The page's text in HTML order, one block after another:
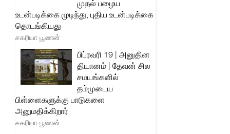
முதல் பழைய
உடன்படிக்கை முடிந்து, புதிய உடன்படிக்கை
தொடங்கியது
சகரியா பூணன்
பிப்ரவரி 19 | அனுதின
தியானம் | தேவன் சில
சமயங்களில்
தம்முடைய
பிள்ளைகளுக்கு பாடுகளை
அனுமதிக்கிறார்
சகரியா பூணன்